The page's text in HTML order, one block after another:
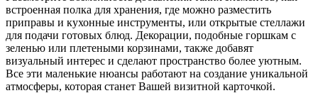
встроенная полка для хранения, где можно разместить
приправы и кухонные инструменты, или открытые стеллажи
для подачи готовых блюд. Декорации, подобные горшкам с
зеленью или плетеными корзинами, также добавят
визуальный интерес и сделают пространство более уютным.
Все эти маленькие нюансы работают на создание уникальной
атмосферы, которая станет Вашей визитной карточкой.